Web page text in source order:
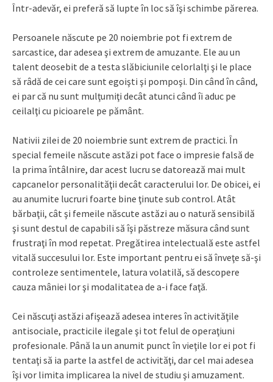
Într-adevăr, ei preferă să lupte în loc să îşi schimbe părerea.
Persoanele născute pe 20 noiembrie pot fi extrem de
sarcastice, dar adesea şi extrem de amuzante. Ele au un
talent deosebit de a testa slăbiciunile celorlalţi şi le place
să râdă de cei care sunt egoişti şi pompoşi. Din când în când,
ei par că nu sunt mulţumiţi decât atunci când îi aduc pe
ceilalţi cu picioarele pe pământ.
Nativii zilei de 20 noiembrie sunt extrem de practici. În
special femeile născute astăzi pot face o impresie falsă de
la prima întâlnire, dar acest lucru se datorează mai mult
capcanelor personalităţii decât caracterului lor. De obicei, ei
au anumite lucruri foarte bine ţinute sub control. Atât
bărbaţii, cât şi femeile născute astăzi au o natură sensibilă
şi sunt destul de capabili să îşi păstreze măsura când sunt
frustraţi în mod repetat. Pregătirea intelectuală este astfel
vitală succesului lor. Este important pentru ei să înveţe să-şi
controleze sentimentele, latura volatilă, să descopere
cauza mâniei lor şi modalitatea de a-i face faţă.
Cei născuţi astăzi afişează adesea interes în activităţile
antisociale, practicile ilegale şi tot felul de operaţiuni
profesionale. Până la un anumit punct în vieţile lor ei pot fi
tentaţi să ia parte la astfel de activităţi, dar cel mai adesea
îşi vor limita implicarea la nivel de studiu şi amuzament.